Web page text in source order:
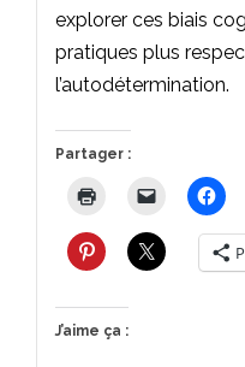
explorer ces biais
pratiques plus
l’autodétermination.
Partager :
J’aime ça :